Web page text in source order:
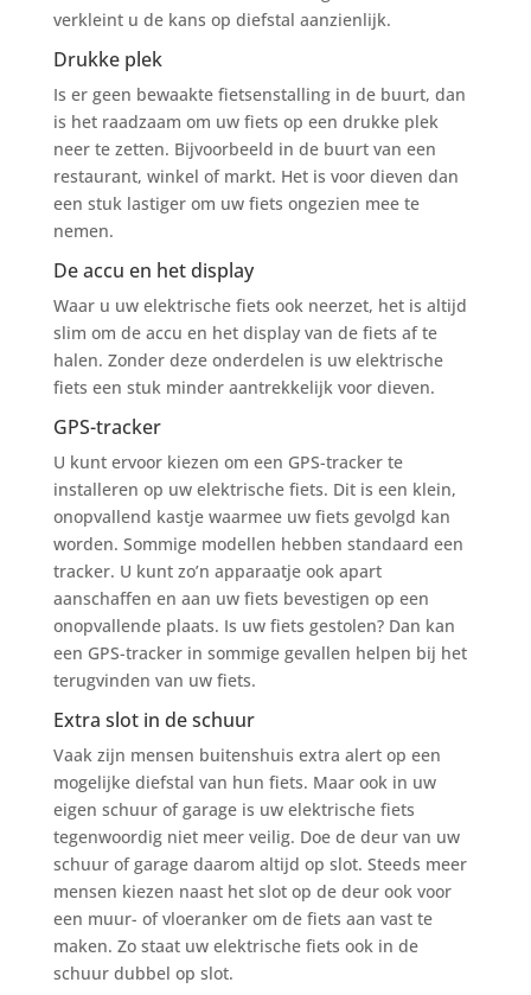
verkleint u de kans op diefstal aanzienlijk.
Drukke plek
Is er geen bewaakte fietsenstalling in de buurt, dan
is het raadzaam om uw fiets op een drukke plek
neer te zetten. Bijvoorbeeld in de buurt van een
restaurant, winkel of markt. Het is voor dieven dan
een stuk lastiger om uw fiets ongezien mee te
nemen.
De accu en het display
Waar u uw elektrische fiets ook neerzet, het is altijd
slim om de accu en het display van de fiets af te
halen. Zonder deze onderdelen is uw elektrische
fiets een stuk minder aantrekkelijk voor dieven.
GPS-tracker
U kunt ervoor kiezen om een GPS-tracker te
installeren op uw elektrische fiets. Dit is een klein,
onopvallend kastje waarmee uw fiets gevolgd kan
worden. Sommige modellen hebben standaard een
tracker. U kunt zo’n apparaatje ook apart
aanschaffen en aan uw fiets bevestigen op een
onopvallende plaats. Is uw fiets gestolen? Dan kan
een GPS-tracker in sommige gevallen helpen bij het
terugvinden van uw fiets.
Extra slot in de schuur
Vaak zijn mensen buitenshuis extra alert op een
mogelijke diefstal van hun fiets. Maar ook in uw
eigen schuur of garage is uw elektrische fiets
tegenwoordig niet meer veilig. Doe de deur van uw
schuur of garage daarom altijd op slot. Steeds meer
mensen kiezen naast het slot op de deur ook voor
een muur- of vloeranker om de fiets aan vast te
maken. Zo staat uw elektrische fiets ook in de
schuur dubbel op slot.